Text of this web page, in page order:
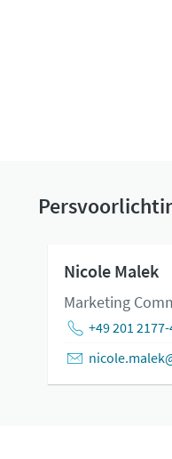
Nicole Malek
Marketing
+49 201 2177-